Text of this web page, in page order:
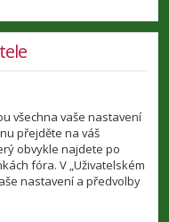
všechna vaše nastavení
přejděte na váš
obvykle najdete po
fóra. V „Uživatelském
nastavení a předvolby